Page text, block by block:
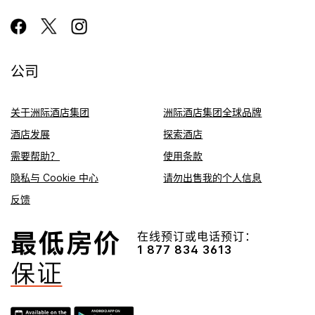
公司
关于洲际酒店集团
洲际酒店集团全球品牌
酒店发展
探索酒店
需要帮助？
使用条款
隐私与 Cookie 中心
请勿出售我的个人信息
反馈
在线预订或电话预订：
1 877 834 3613